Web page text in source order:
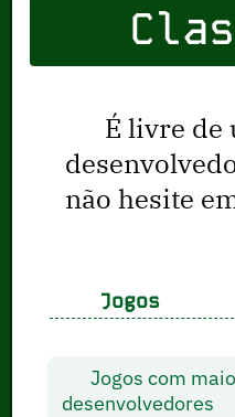
É livre de
não hesite
Jogos
Jogos com
desenvolvedores